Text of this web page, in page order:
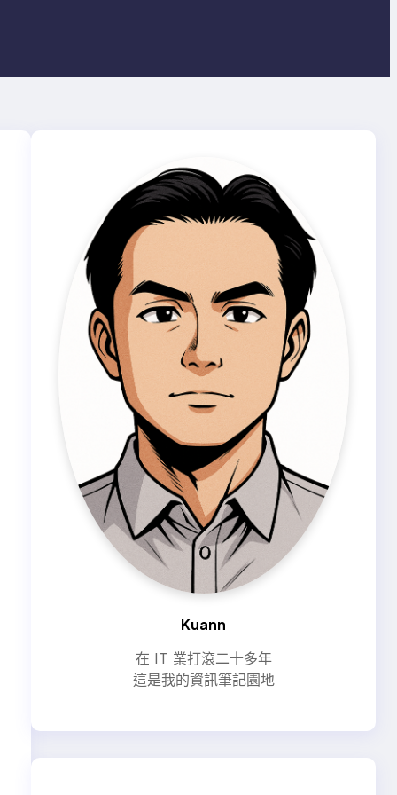
Kuann
在 IT 業打滾二十多年
這是我的資訊筆記園地